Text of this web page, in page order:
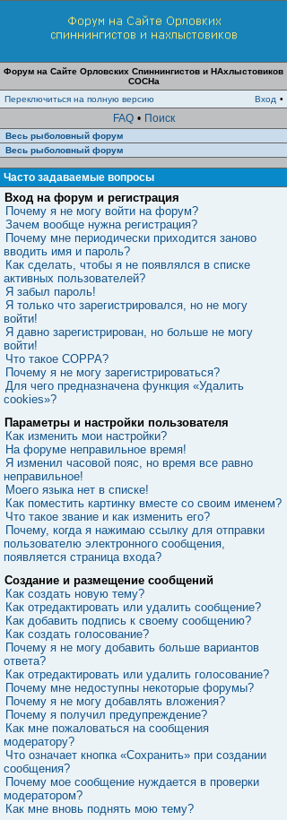
Форум на Сайте Орловских Спиннингистов и НАхлыстовиков
СОСНа
Переключиться на полную версию
Вход •
FAQ • Поиск
Весь рыболовный форум
Весь рыболовный форум
Часто задаваемые вопросы
Вход на форум и регистрация
Почему я не могу войти на форум?
Зачем вообще нужна регистрация?
Почему мне периодически приходится заново
вводить имя и пароль?
Как сделать, чтобы я не появлялся в списке
активных пользователей?
Я забыл пароль!
Я только что зарегистрировался, но не могу
войти!
Я давно зарегистрирован, но больше не могу
войти!
Что такое COPPA?
Почему я не могу зарегистрироваться?
Для чего предназначена функция «Удалить
cookies»?
Параметры и настройки пользователя
Как изменить мои настройки?
На форуме неправильное время!
Я изменил часовой пояс, но время все равно
неправильное!
Моего языка нет в списке!
Как поместить картинку вместе со своим именем?
Что такое звание и как изменить его?
Почему, когда я нажимаю ссылку для отправки
пользователю электронного сообщения,
появляется страница входа?
Создание и размещение сообщений
Как создать новую тему?
Как отредактировать или удалить сообщение?
Как добавить подпись к своему сообщению?
Как создать голосование?
Почему я не могу добавить больше вариантов
ответа?
Как отредактировать или удалить голосование?
Почему мне недоступны некоторые форумы?
Почему я не могу добавлять вложения?
Почему я получил предупреждение?
Как мне пожаловаться на сообщения
модератору?
Что означает кнопка «Сохранить» при создании
сообщения?
Почему мое сообщение нуждается в проверки
модератором?
Как мне вновь поднять мою тему?